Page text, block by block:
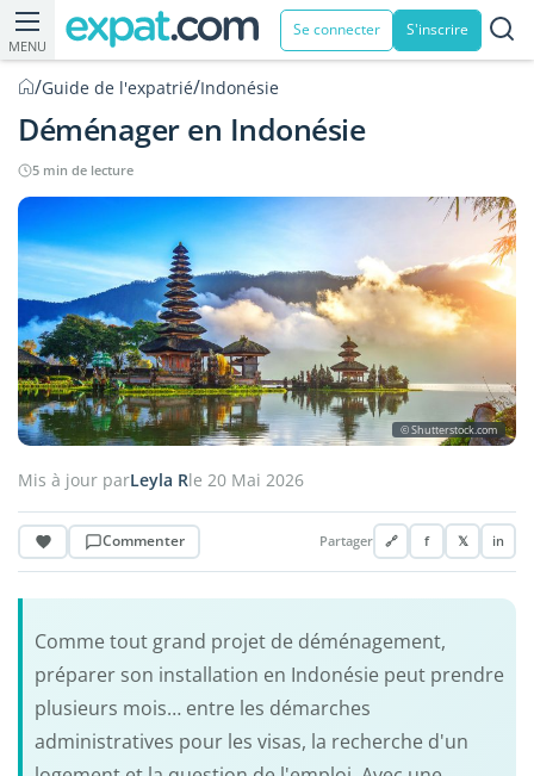
MENU
Se connecter S'inscrire
/Guide de l'expatrié/Indonésie
Déménager en Indonésie
5 min de lecture
© Shutterstock.com
Mis à jour parLeyla Rle 20 Mai 2026
Commenter Partager 🔗 f 𝕏 in
Comme tout grand projet de déménagement,
préparer son installation en Indonésie peut prendre
plusieurs mois… entre les démarches
administratives pour les visas, la recherche d'un